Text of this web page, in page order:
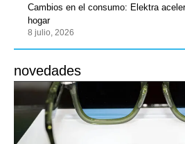
Cambios en el consumo: Elektra
hogar
8 julio, 2026
novedades